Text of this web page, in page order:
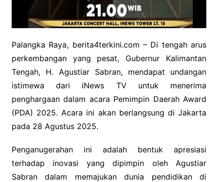
Palangka Raya, berita4terkini.com – Di tengah arus
perkembangan yang pesat, Gubernur Kalimantan
Tengah, H. Agustiar Sabran, mendapat undangan
istimewa dari iNews TV untuk menerima
penghargaan dalam acara Pemimpin Daerah Award
(PDA) 2025. Acara ini akan berlangsung di Jakarta
pada 28 Agustus 2025.
Penganugerahan ini adalah bentuk apresiasi
terhadap inovasi yang dipimpin oleh Agustiar
Sabran dalam memajukan dunia pendidikan di